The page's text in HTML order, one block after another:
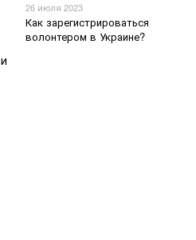
26 июля 2023
Как зарегистрироваться
волонтером в Украине?